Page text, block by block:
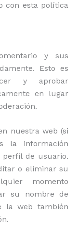
con esta política
y sus
Esto es
y aprobar
en lugar
nuestra web (si
la información
perfil de usuario.
o eliminar su
momento
su nombre de
la web también